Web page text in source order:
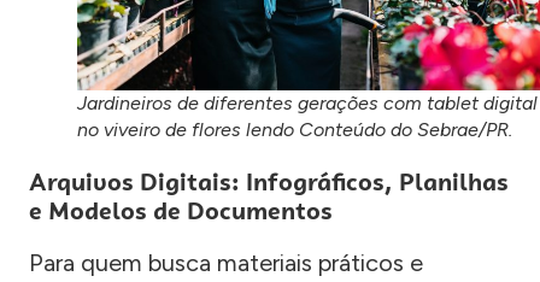
Jardineiros de diferentes gerações com tablet digital
no viveiro de flores lendo Conteúdo do Sebrae/PR.
Arquivos Digitais: Infográficos, Planilhas
e Modelos de Documentos
Para quem busca materiais práticos e